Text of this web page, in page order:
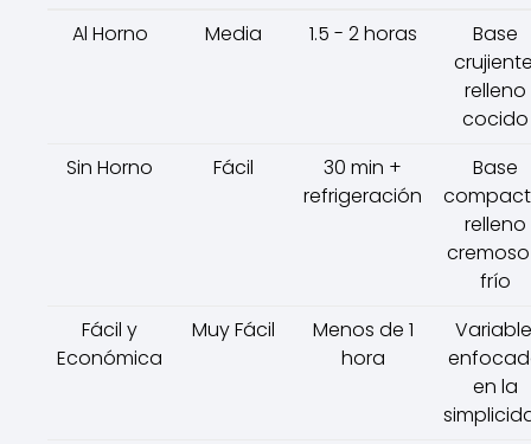
Al Horno
Media 1.5 - 2 horas
Base
relleno
cocido
Sin Horno
Fácil
30 min +
refrigeración
Base
relleno
frío
Fácil y
Económica
Muy Fácil
Menos de 1
hora
en la